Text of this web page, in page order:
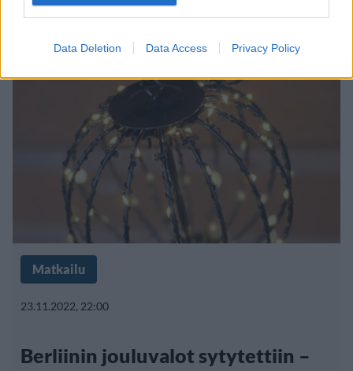
Data Deletion Data Access Privacy Policy
taidetta
Matkailu
23.11.2022, 22:00
Berliinin jouluvalot sytytettiin –